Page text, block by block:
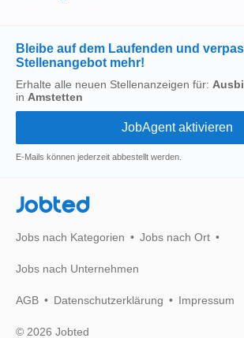
Bleibe auf dem Laufenden und
Stellenangebot mehr!
Erhalte alle neuen Stellenanzeigen für:
in Amstetten
E-Mails können jederzeit abbestellt werden.
Jobted
Jobs nach Kategorien Jobs nach Ort
Jobs nach Unternehmen
AGB Datenschutzerklärung Impressum
© 2026 Jobted